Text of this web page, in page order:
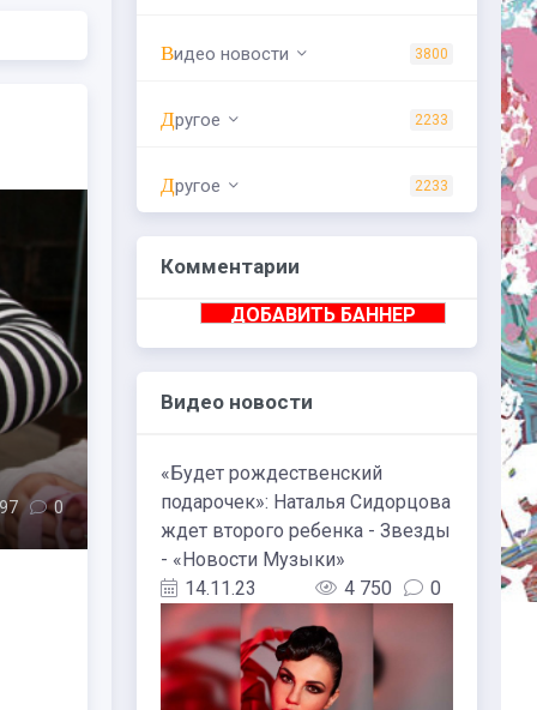
0
Видео новости 3800
Другое 2233
Другое 2233
Комментарии
ДОБАВИТЬ БАННЕР
Видео новости
«Будет рождественский
подарочек»: Наталья Сидорцова
ждет второго ребенка - Звезды
- «Новости Музыки»
14.11.23
4 750 0